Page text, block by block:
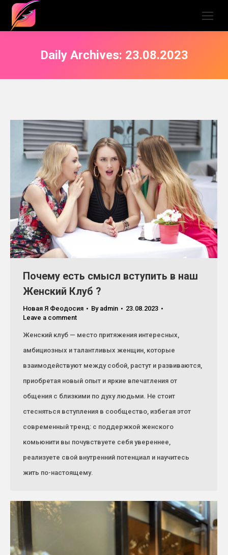
Daily Archives: 23.08.2023
Почему есть смысл вступить в наш
Женский Клуб ?
Новая Я Феодосия By admin
23.08.2023
Leave a comment
Женский клуб — место притяжения интересных,
амбициозных и талантливых женщин, которые
взаимодействуют между собой, растут и развиваются,
приобретая новый опыт и яркие впечатления от
общения с близкими по духу людьми. Не стоит
стесняться вступления в сообщество, избегая этот
современный тренд: с поддержкой женского
комьюнити вы почувствуете себя увереннее,
реализуете свой внутренний потенциал и научитесь
жить по-настоящему.